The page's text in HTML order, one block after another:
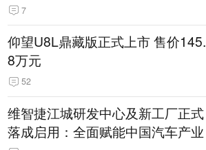
7
仰望U8L鼎藏版正式上市 售价145.
8万元
52
维智捷江城研发中心及新工厂正式
落成启用：全面赋能中国汽车产业